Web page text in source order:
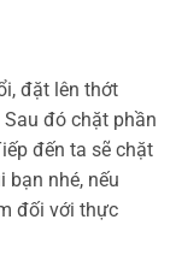
đặt lên thớt
đó chặt phần
đến ta sẽ chặt
bạn nhé, nếu
đối với thực